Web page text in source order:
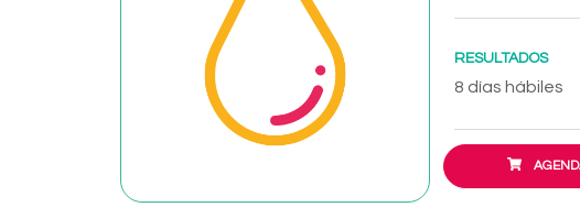
RESULTADOS
8 días hábiles